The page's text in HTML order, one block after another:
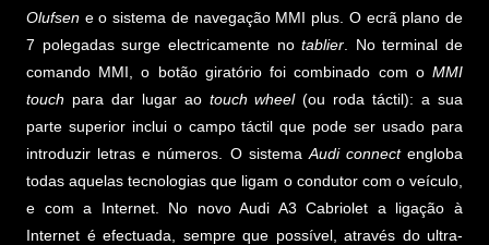
Olufsen e o sistema de navegação MMI plus. O ecrã plano de
7 polegadas surge electricamente notablier . No terminal de
comando MMI, o botão giratório foi combinado com o MMI
touch para dar lugar ao touch wheel(ou roda táctil): a sua
parte superior inclui o campo táctil que pode ser usado para
introduzir letras e números. O sistema Audi connectengloba
todas aquelas tecnologias que ligam o condutor com o veículo,
e com a Internet. No novo Audi A3 Cabriolet a ligação à
Internet é efectuada, sempre que possível, através do ultra-